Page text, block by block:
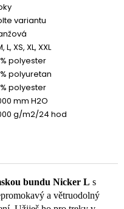
variantu
L, XS, XL, XXL
polyester
polyuretan
polyester
mm H2O
g/m2/24 hod
bundu Nicker L s
a větruodolný